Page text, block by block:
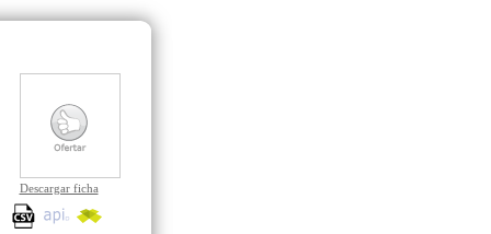
Descargar ficha